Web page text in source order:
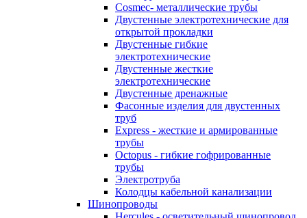
Cosmec- металлические трубы
Двустенные электротехнические для
открытой прокладки
Двустенные гибкие
электротехнические
Двустенные жесткие
электротехнические
Двустенные дренажные
Фасонные изделия для двустенных
труб
Express - жесткие и армированные
трубы
Octopus - гибкие гофрированные
трубы
Электротруба
Колодцы кабельной канализации
Шинопроводы